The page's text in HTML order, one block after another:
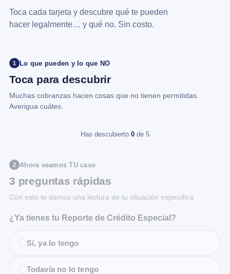
Toca cada tarjeta y descubre qué te pueden
hacer legalmente… y qué no. Sin costo.
1 Lo que pueden y lo que NO
Toca para descubrir
Muchas cobranzas hacen cosas que no tienen permitidas.
Averigua cuáles.
Has descubierto 0 de 5
2 Ahora veamos TU caso
3 preguntas rápidas
Con esto te damos una lectura de tu situación específica.
¿Ya tienes tu Reporte de Crédito Especial?
Sí, ya lo tengo
Todavía no lo tengo